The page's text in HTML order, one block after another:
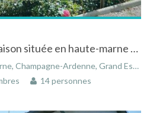
aux portes de reynel maison située en haute-marne à l'extérieur du village
Ardenne, Grand Est, France
14 personnes